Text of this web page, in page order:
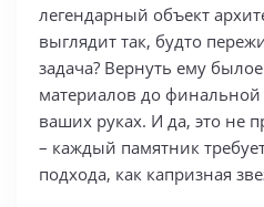
легендарный объект
выглядит так, будто
задача? Вернуть ему
материалов до финальной
ваших руках. И да, это не
– каждый памятник
подхода, как капризная